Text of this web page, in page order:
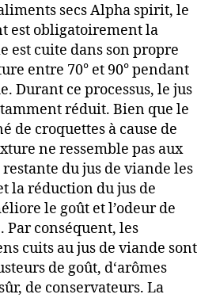
secs Alpha spirit, le
est obligatoirement la
est cuite dans son propre
entre 70° et 90° pendant
Durant ce processus, le jus
réduit. Bien que le
de croquettes à cause de
ne ressemble pas aux
du jus de viande les
la réduction du jus de
le goût et l’odeur de
conséquent, les
cuits au jus de viande sont
de goût, d‘arômes
de conservateurs. La